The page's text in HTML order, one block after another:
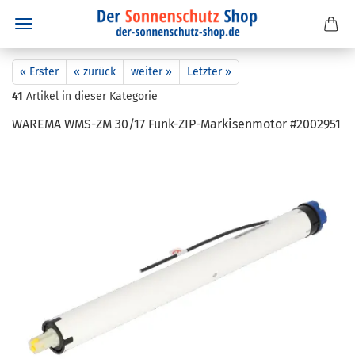
« Erster « zurück weiter »
Letzter »
41 Artikel in dieser Kategorie
WA­RE­MA WMS-​ZM 30/17 Funk-​ZIP-Markisenmotor #2002951